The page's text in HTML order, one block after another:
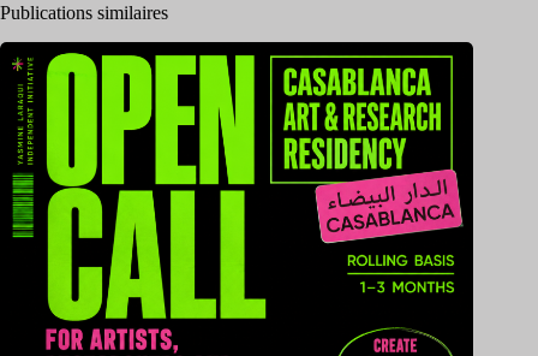
Publications similaires